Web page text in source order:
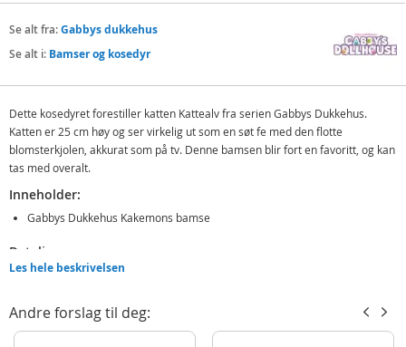
Se alt fra:Gabbys dukkehus
Se alt i: Bamser og kosedyr
Dette kosedyret forestiller katten Kattealv fra serien Gabbys Dukkehus.
Katten er 25 cm høy og ser virkelig ut som en søt fe med den flotte
blomsterkjolen, akkurat som på tv. Denne bamsen blir fort en favoritt, og kan
tas med overalt.
Inneholder:
Gabbys Dukkehus Kakemons bamse
Detaljer:
Mål: 25 cm (H)
Produktdetaljer
Modell 6305875232NPB
Les hele beskrivelsen
Andre forslag til deg: